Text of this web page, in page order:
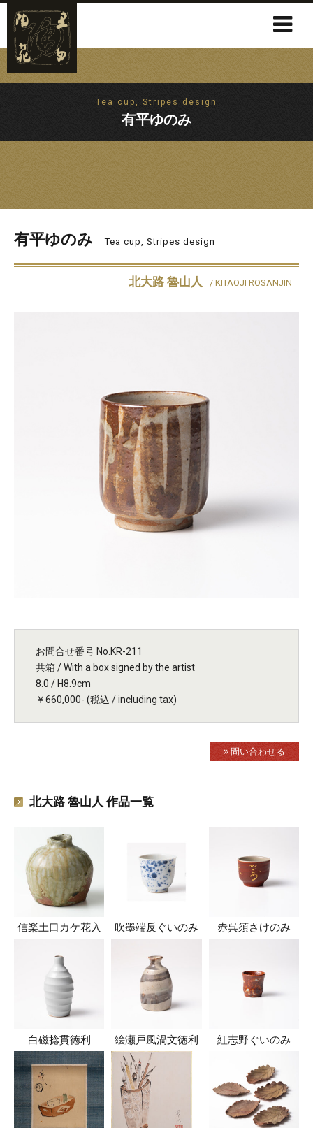
Tea cup, Stripes design
有平ゆのみ
有平ゆのみ Tea cup, Stripes design
北大路 魯山人 / KITAOJI ROSANJIN
お問合せ番号 No.KR-211
共箱 / With a box signed by the artist
8.0 / H8.9cm
￥660,000- (税込 / including tax)
問い合わせる
北大路 魯山人 作品一覧
信楽土口カケ花入 吹墨端反ぐいのみ 赤呉須さけのみ
白磁捻貫徳利 絵瀬戸風渦文徳利 紅志野ぐいのみ